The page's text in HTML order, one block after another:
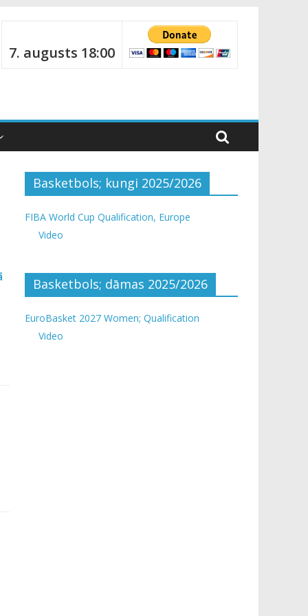
7. augusts 18:00
Basketbols; kungi 2025/2026
FIBA World Cup Qualification, Europe
Video
Basketbols; dāmas 2025/2026
EuroBasket 2027 Women; Qualification
Video